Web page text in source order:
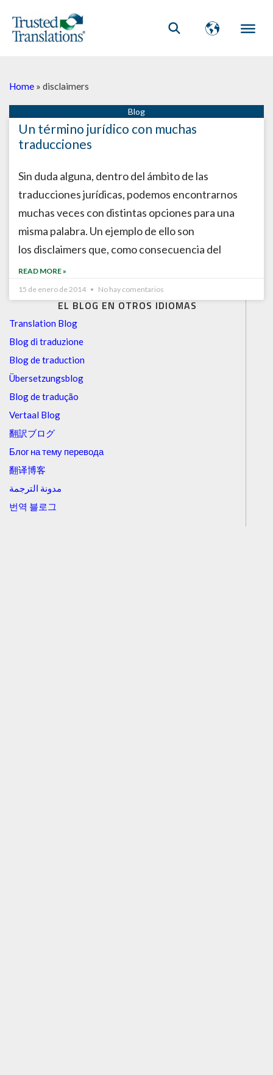
EL BLOG EN OTROS IDIOMAS
Translation Blog
Blog di traduzione
Blog de traduction
Übersetzungsblog
Blog de tradução
Vertaal Blog
翻訳ブログ
Блог на тему перевода
翻译博客
مدونة الترجمة
번역 블로그
Home » disclaimers
Un término jurídico con muchas
traducciones
Sin duda alguna, dentro del ámbito de las
traducciones jurídicas, podemos encontrarnos
muchas veces con distintas opciones para una
misma palabra. Un ejemplo de ello son
los disclaimers que, como consecuencia del
READ MORE »
15 de enero de 2014
No hay comentarios